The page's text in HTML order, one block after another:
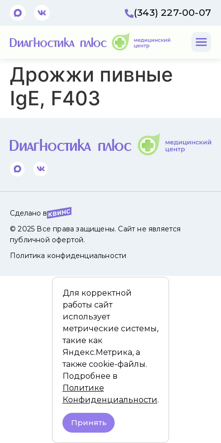
(343) 227-00-07
Дрожжи пивные
IgE, F403
Сделано в
© 2025 Все права защищены. Сайт не является
публичной офертой.
Политика конфиденциальности
Для корректной
работы сайт
использует
метрические системы,
такие как
Яндекс.Метрика, а
также cookie-файлы.
Подробнее в
Политике
Конфиденциальности.
Принять